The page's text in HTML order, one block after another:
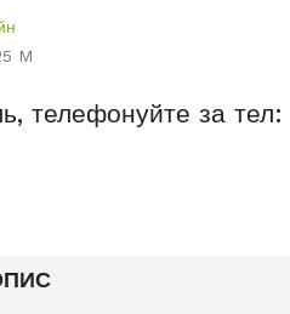
M
телефонуйте за тел: